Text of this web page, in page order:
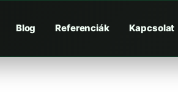
Blog Referenciák Kapcsolat